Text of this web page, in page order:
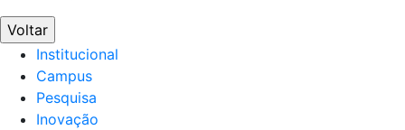
Voltar
Institucional
Campus
Pesquisa
Inovação